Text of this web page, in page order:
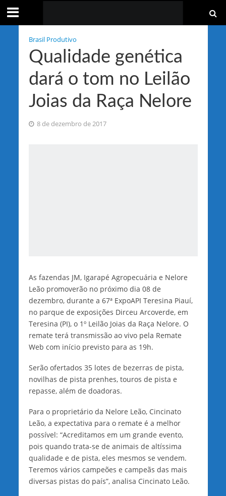
Brasil Produtivo
Qualidade genética
dará o tom no Leilão
Joias da Raça Nelore
8 de dezembro de 2017
As fazendas JM, Igarapé Agropecuária e Nelore
Leão promoverão no próximo dia 08 de
dezembro, durante a 67ª ExpoAPI Teresina Piauí,
no parque de exposições Dirceu Arcoverde, em
Teresina (PI), o 1º Leilão Joias da Raça Nelore. O
remate terá transmissão ao vivo pela Remate
Web com início previsto para as 19h.
Serão ofertados 35 lotes de bezerras de pista,
novilhas de pista prenhes, touros de pista e
repasse, além de doadoras.
Para o proprietário da Nelore Leão, Cincinato
Leão, a expectativa para o remate é a melhor
possível: “Acreditamos em um grande evento,
pois quando trata-se de animais de altíssima
qualidade e de pista, eles mesmos se vendem.
Teremos vários campeões e campeãs das mais
diversas pistas do país”, analisa Cincinato Leão.